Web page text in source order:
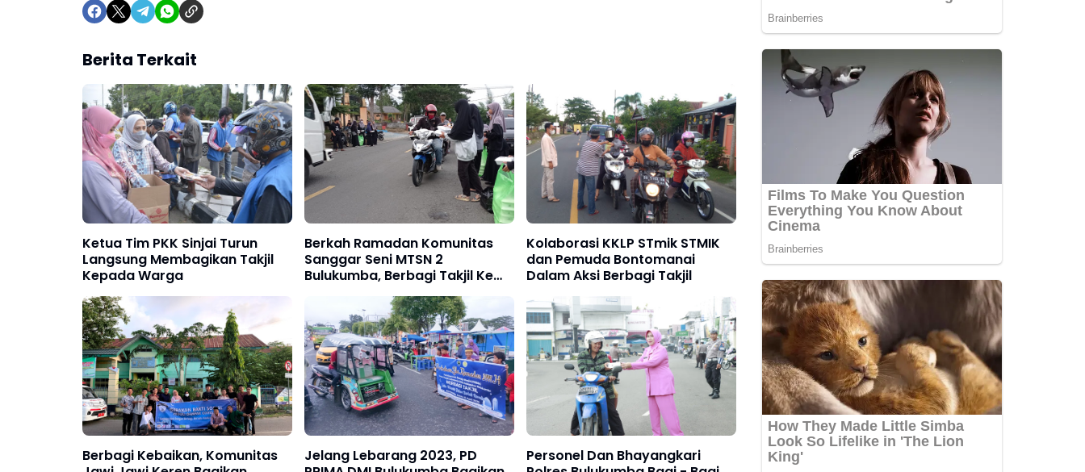
Berita Terkait
Ketua Tim PKK Sinjai Turun
Langsung Membagikan Takjil
Kepada Warga
Berkah Ramadan Komunitas
Sanggar Seni MTSN 2
Bulukumba, Berbagi Takjil Ke
Pengendara dan Pejalan Kaki
Kolaborasi KKLP STmik STMIK
dan Pemuda Bontomanai
Dalam Aksi Berbagi Takjil
Berbagi Kebaikan, Komunitas
Jelang Lebarang 2023, PD
Personel Dan Bhayangkari